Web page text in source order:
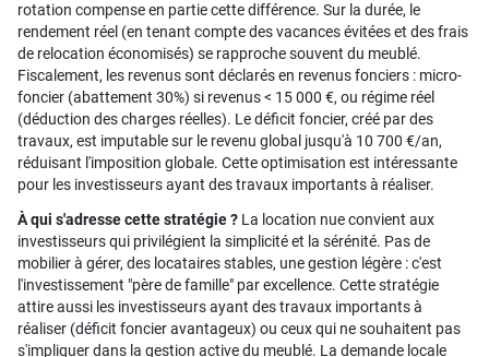
rotation compense en partie cette différence. Sur la durée, le
rendement réel (en tenant compte des vacances évitées et des frais
de relocation économisés) se rapproche souvent du meublé.
Fiscalement, les revenus sont déclarés en revenus fonciers : micro-
foncier (abattement 30%) si revenus < 15 000 €, ou régime réel
(déduction des charges réelles). Le déficit foncier, créé par des
travaux, est imputable sur le revenu global jusqu'à 10 700 €/an,
réduisant l'imposition globale. Cette optimisation est intéressante
pour les investisseurs ayant des travaux importants à réaliser.
À qui s'adresse cette stratégie ? La location nue convient aux
investisseurs qui privilégient la simplicité et la sérénité. Pas de
mobilier à gérer, des locataires stables, une gestion légère : c'est
l'investissement "père de famille" par excellence. Cette stratégie
attire aussi les investisseurs ayant des travaux importants à
réaliser (déficit foncier avantageux) ou ceux qui ne souhaitent pas
s'impliquer dans la gestion active du meublé. La demande locale